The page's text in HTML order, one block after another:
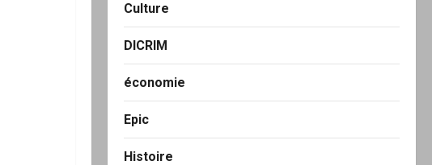
Culture
DICRIM
économie
Epic
Histoire